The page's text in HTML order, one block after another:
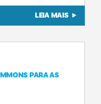
LEIA MAIS
PARA AS